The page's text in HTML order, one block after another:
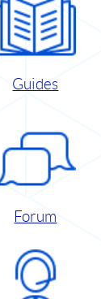
Guides
Forum